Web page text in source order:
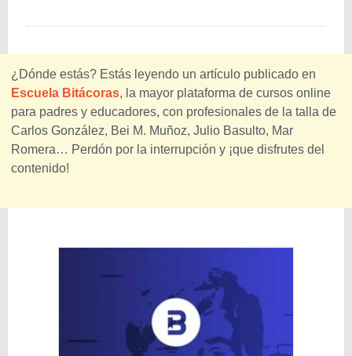
¿Dónde estás? Estás leyendo un artículo publicado en
Escuela Bitácoras, la mayor plataforma de cursos online
para padres y educadores, con profesionales de la talla de
Carlos González, Bei M. Muñoz, Julio Basulto, Mar
Romera… Perdón por la interrupción y ¡que disfrutes del
contenido!